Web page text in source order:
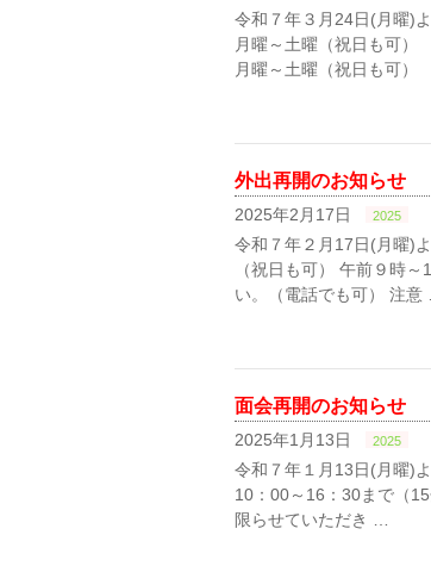
令和７年３月24日(月曜)
月曜～土曜（祝日も可
月曜～土曜（祝日も可
外出再開のお知らせ
2025年2月17日 2025
令和７年２月17日(月曜)
（祝日も可） 午前９時
い。（電話でも可） 注意
面会再開のお知らせ
2025年1月13日 2025
令和７年１月13日(月曜
10：00～16：30まで
限らせていただき …